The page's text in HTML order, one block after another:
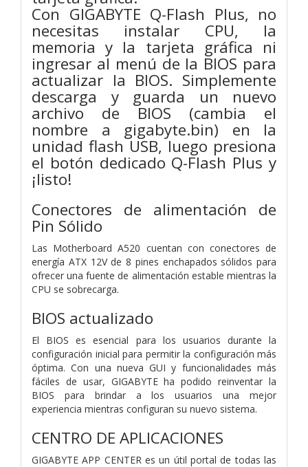
Con GIGABYTE Q-Flash Plus, no
necesitas instalar CPU, la
memoria y la tarjeta gráfica ni
ingresar al menú de la BIOS para
actualizar la BIOS. Simplemente
descarga y guarda un nuevo
archivo de BIOS (cambia el
nombre a gigabyte.bin) en la
unidad flash USB, luego presiona
el botón dedicado Q-Flash Plus y
¡listo!
Conectores de alimentación de
Pin Sólido
Las Motherboard A520 cuentan con conectores de
energía ATX 12V de 8 pines enchapados sólidos para
ofrecer una fuente de alimentación estable mientras la
CPU se sobrecarga.
BIOS actualizado
El BIOS es esencial para los usuarios durante la
configuración inicial para permitir la configuración más
óptima. Con una nueva GUI y funcionalidades más
fáciles de usar, GIGABYTE ha podido reinventar la
BIOS para brindar a los usuarios una mejor
experiencia mientras configuran su nuevo sistema.
CENTRO DE APLICACIONES
GIGABYTE APP CENTER es un útil portal de todas las